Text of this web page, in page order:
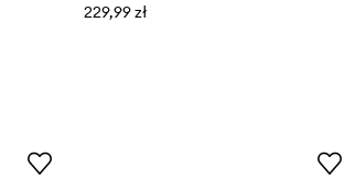
229,99 zł